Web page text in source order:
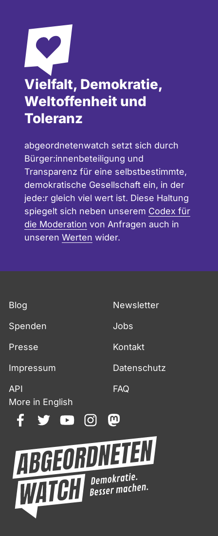
Vielfalt, Demokratie,
Weltoffenheit und
Toleranz
abgeordnetenwatch setzt sich durch
Bürger:innenbeteiligung und
Transparenz für eine selbstbestimmte,
demokratische Gesellschaft ein, in der
jede:r gleich viel wert ist. Diese Haltung
spiegelt sich neben unserem Codex für
die Moderation von Anfragen auch in
unseren Werten wider.
Blog Newsletter
Spenden Jobs
Presse Kontakt
Impressum Datenschutz
API
FAQ
More in English
facebooktwitteryoutubeinstagrammastodon